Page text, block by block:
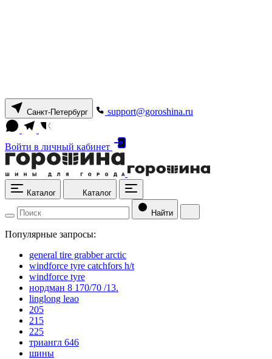
Санкт-Петербург support@goroshina.ru
Войти в личный кабинет
Каталог Каталог
Найти
Популярные запросы:
general tire grabber arctic
windforce tyre catchfors h/t
windforce tyre
нордман 8 170/70 /13.
linglong leao
205
215
225
триангл 646
шины